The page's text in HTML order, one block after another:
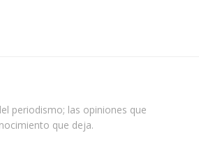
periodismo; las opiniones que
que deja.